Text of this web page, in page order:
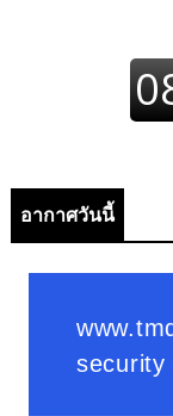
อากาศวันนี้